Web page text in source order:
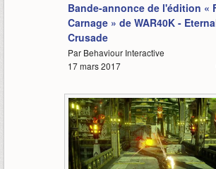
Bande-annonce de l'édition «
Carnage » de WAR40K -
Crusade
Par Behaviour Interactive
17 mars 2017